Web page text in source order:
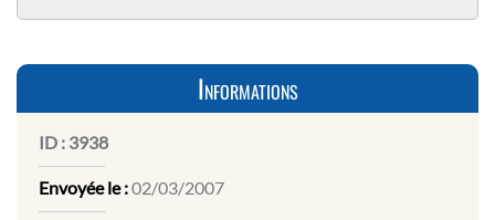
Informations
ID : 3938
Envoyée le :02/03/2007